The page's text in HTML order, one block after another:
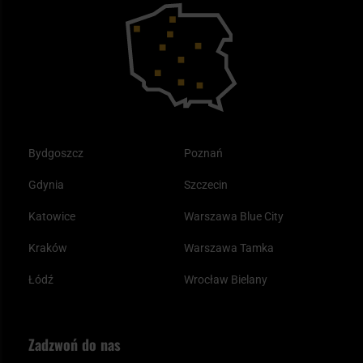
Bydgoszcz
Gdynia
Katowice
Kraków
Łódź
Poznań
Szczecin
Warszawa Blue City
Warszawa Tamka
Wrocław Bielany
Plecak ewakuacyjny preppersa
Zadzwoń do nas